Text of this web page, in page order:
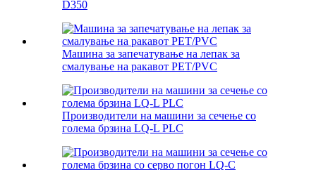
D350
Машина за запечатување на лепак за
смалување на ракавот PET/PVC
Производители на машини за сечење со
голема брзина LQ-L PLC